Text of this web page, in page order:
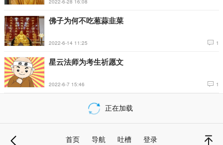
2022-6-28 16:08
佛子为何不吃葱蒜韭菜
2022-6-14 11:25 1
星云法师为考生祈愿文
2022-6-7 15:46 1
载
更
正在加载
首页 导航 吐槽 登录